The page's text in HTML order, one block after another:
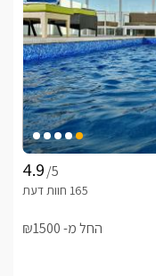
/5
החל מ- ₪1500